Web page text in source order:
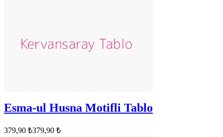
Esma-ul Husna Motifli Tablo
379,90 ₺379,90 ₺